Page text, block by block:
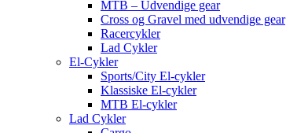
MTB – Udvendige gear
Cross og Gravel med udvendige gear
Racercykler
Lad Cykler
El-Cykler
Sports/City El-cykler
Klassiske El-cykler
MTB El-cykler
Lad Cykler